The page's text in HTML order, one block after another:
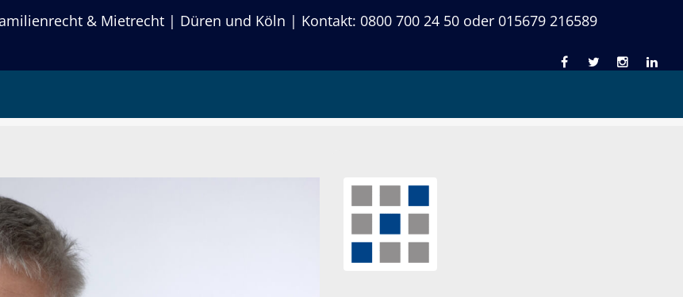
& Mietrecht | Düren und Köln | Kontakt: 0800 700 24 50 oder 015679 216589